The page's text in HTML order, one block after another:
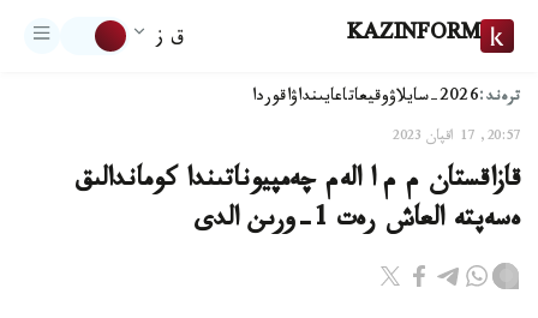
KAZINFORM ق ز
ترەند:2026-سايلاۋ وقيعاتاعايىنداۋاقوردا
20:57, 17 اقپان 2023
قازاقستان م م ا الەم چەمپيوناتىندا كوماندالىق
ەسەپتە العاش رەت 1-ورىن الدى